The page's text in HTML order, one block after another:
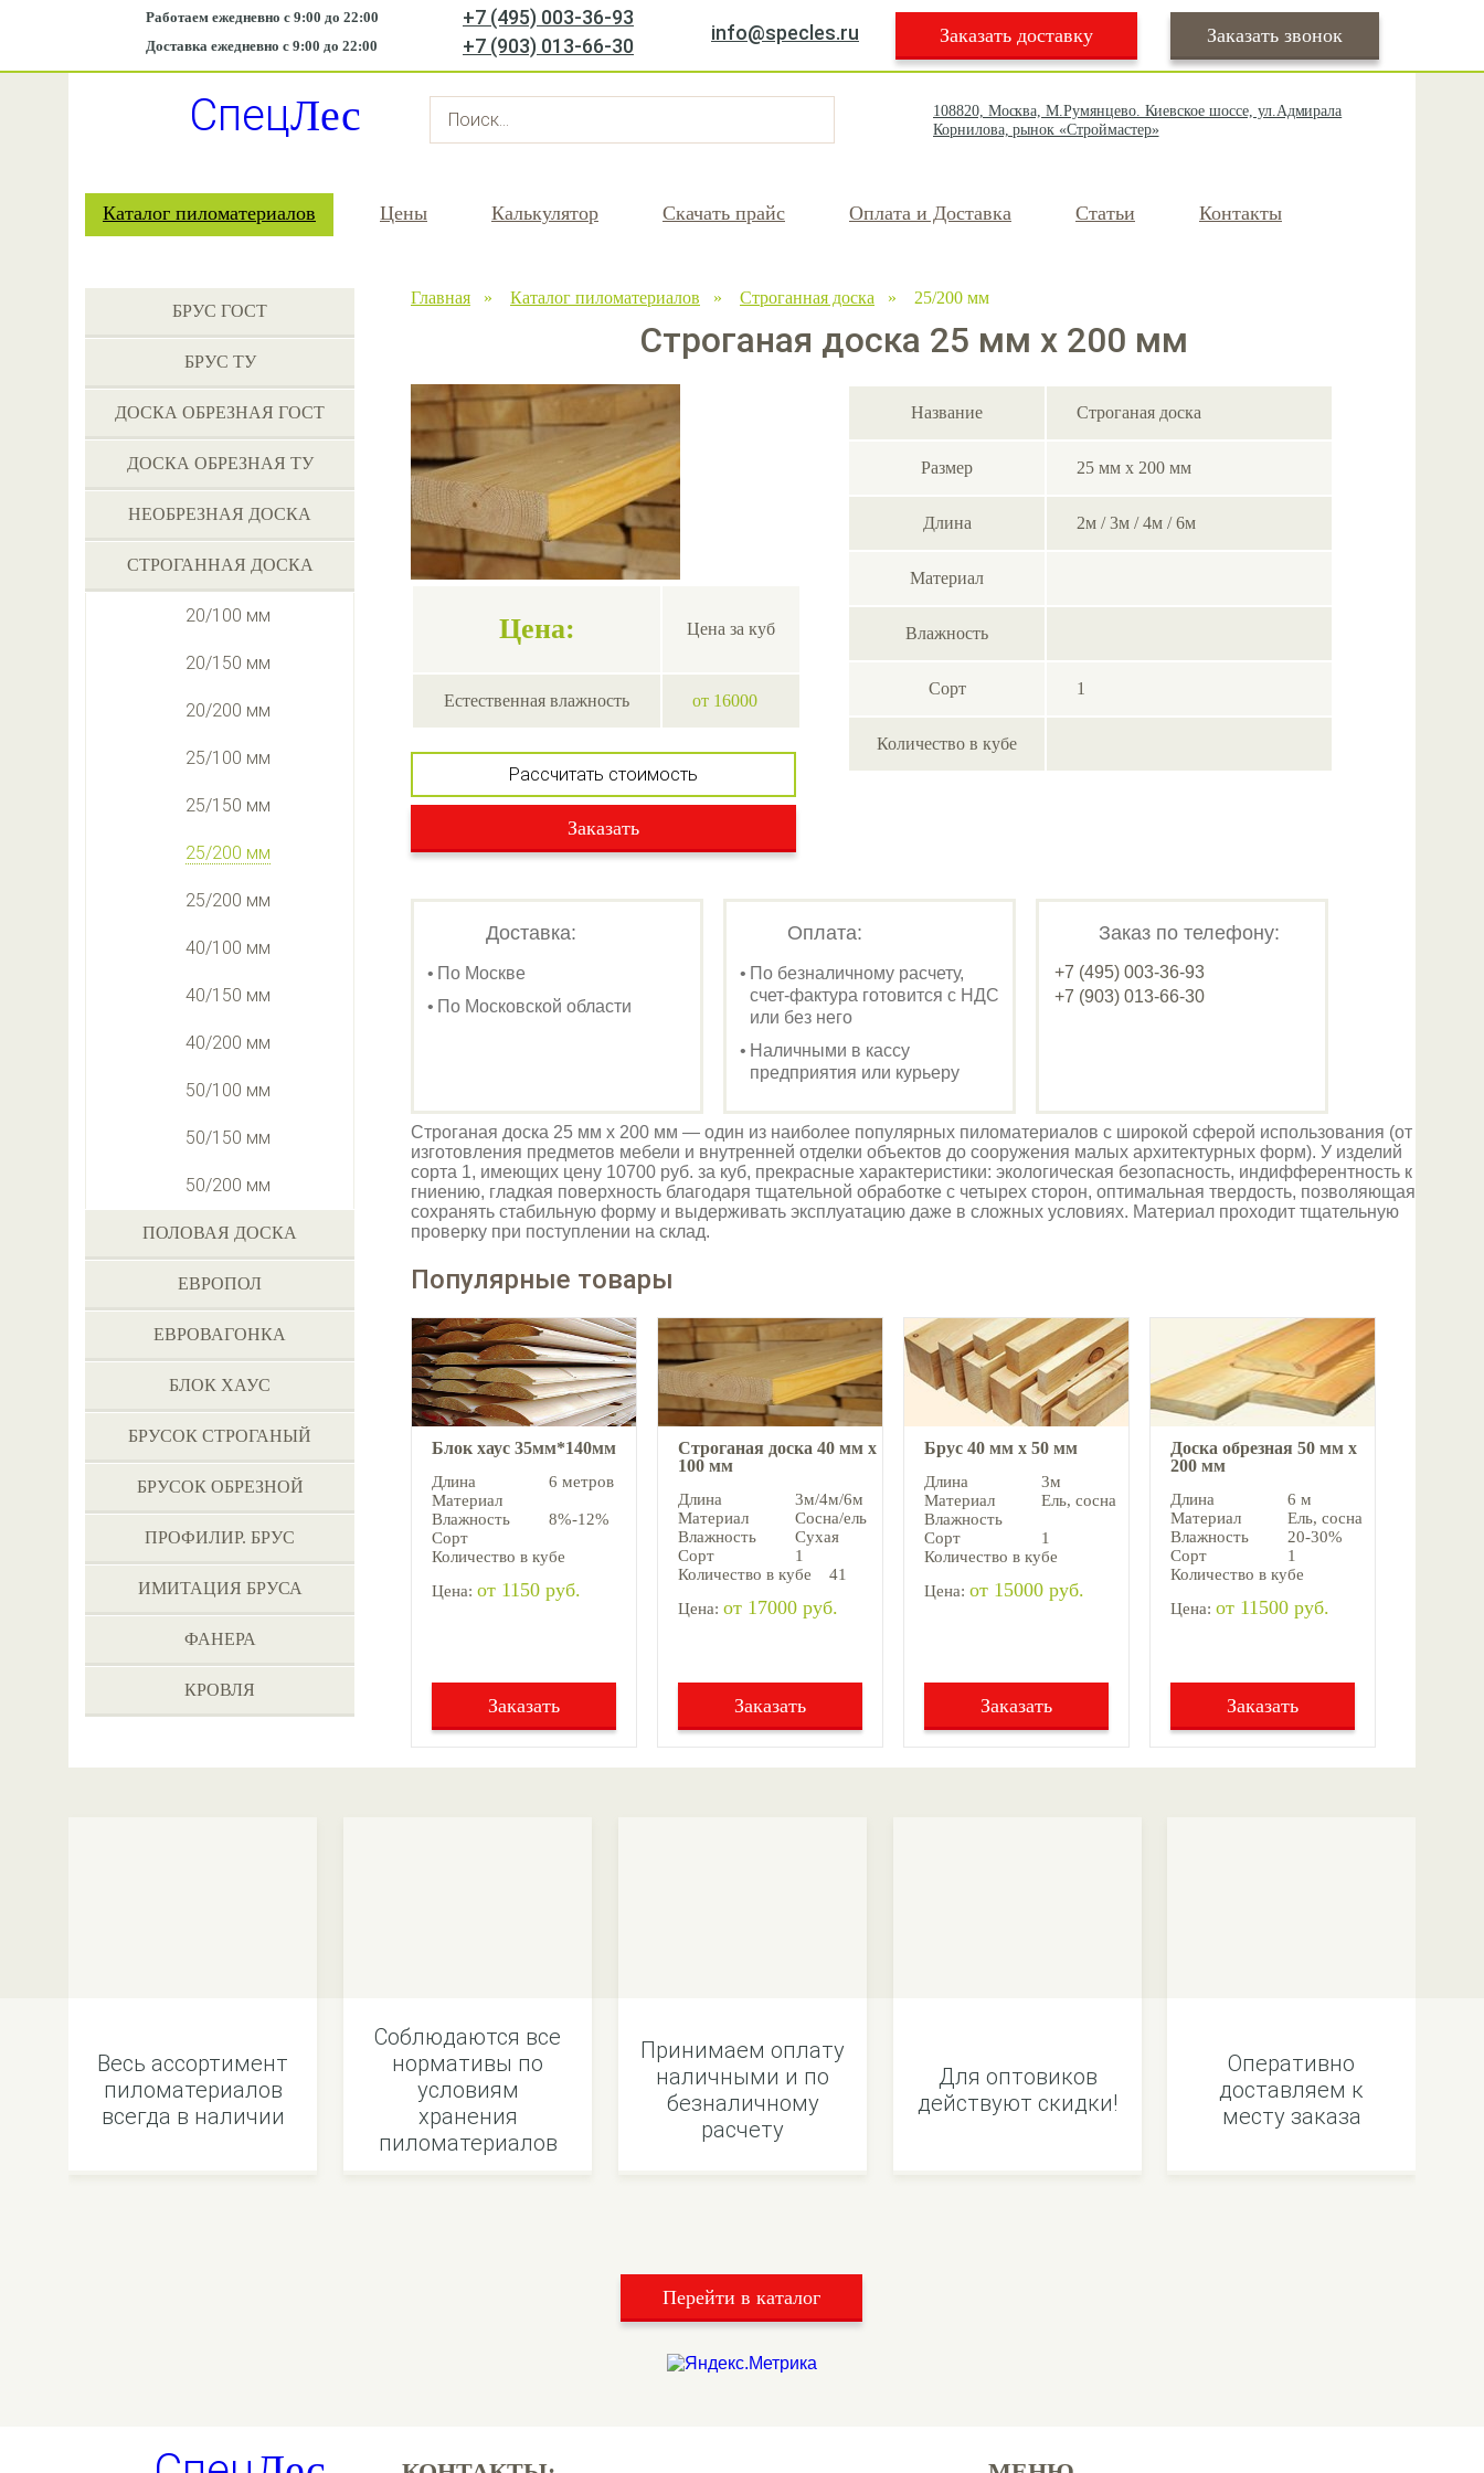
Заказать доставку Заказать звонок
Работаем ежедневно с 9:00 до 22:00
Доставка ежедневно с 9:00 до 22:00
+7 (495) 003-36-93
+7 (903) 013-66-30
info@specles.ru
СпецЛес
108820, Москва, М.Румянцево. Киевское шоссе, ул.Адмирала
Корнилова, рынок «Строймастер»
Каталог пиломатериалов Цены Калькулятор Скачать прайс Оплата и Доставка Статьи Контакты
БРУС ГОСТ
БРУС ТУ
ДОСКА ОБРЕЗНАЯ ГОСТ
ДОСКА ОБРЕЗНАЯ ТУ
НЕОБРЕЗНАЯ ДОСКА
СТРОГАННАЯ ДОСКА
20/100 мм
20/150 мм
20/200 мм
25/100 мм
25/150 мм
25/200 мм
25/200 мм
40/100 мм
40/150 мм
40/200 мм
50/100 мм
50/150 мм
50/200 мм
ПОЛОВАЯ ДОСКА
ЕВРОПОЛ
ЕВРОВАГОНКА
БЛОК ХАУС
БРУСОК СТРОГАНЫЙ
БРУСОК ОБРЕЗНОЙ
ПРОФИЛИР. БРУС
ИМИТАЦИЯ БРУСА
ФАНЕРА
КРОВЛЯ
Главная » Каталог пиломатериалов » Строганная доска » 25/200 мм
Строганая доска 25 мм х 200 мм
Цена: Цена за куб
Естественная влажность от 16000
Рассчитать стоимость
Заказать
Название Строганая доска
Размер 25 мм х 200 мм
Длина 2м / 3м / 4м / 6м
Материал
Влажность
Сорт 1
Количество в кубе
Доставка:
По Москве
По Московской области
Оплата:
По безналичному расчету,
счет-фактура готовится с НДС
или без него
Наличными в кассу
предприятия или курьеру
Заказ по телефону:
+7 (495) 003-36-93
+7 (903) 013-66-30
Строганая доска 25 мм х 200 мм — один из наиболее популярных пиломатериалов с широкой сферой использования (от
изготовления предметов мебели и внутренней отделки объектов до сооружения малых архитектурных форм). У изделий
сорта 1, имеющих цену 10700 руб. за куб, прекрасные характеристики: экологическая безопасность, индифферентность к
гниению, гладкая поверхность благодаря тщательной обработке с четырех сторон, оптимальная твердость, позволяющая
сохранять стабильную форму и выдерживать эксплуатацию даже в сложных условиях. Материал проходит тщательную
проверку при поступлении на склад.
Популярные товары
Блок хаус 35мм*140мм
Длина
6 метров
Материал
Влажность
8%-12%
Сорт
Количество в кубе
Цена: от 1150 руб.
Заказать
Строганая доска 40 мм х
100 мм
Длина
3м/4м/6м
Материал
Сосна/ель
Влажность
Сухая
Сорт
1
Количество в кубе
41
Цена: от 17000 руб.
Заказать
Брус 40 мм х 50 мм
Длина
3м
Материал
Ель, cосна
Влажность
Сорт
1
Количество в кубе
Цена: от 15000 руб.
Заказать
Доска обрезная 50 мм х
200 мм
Длина
6 м
Материал
Ель, cосна
Влажность
20-30%
Сорт
1
Количество в кубе
Цена: от 11500 руб.
Заказать
Весь ассортимент
пиломатериалов
всегда в наличии
Соблюдаются все
нормативы по
условиям
хранения
пиломатериалов
Принимаем оплату
наличными и по
безналичному
расчету
Для оптовиков
действуют скидки!
Оперативно
доставляем к
месту заказа
Перейти в каталог